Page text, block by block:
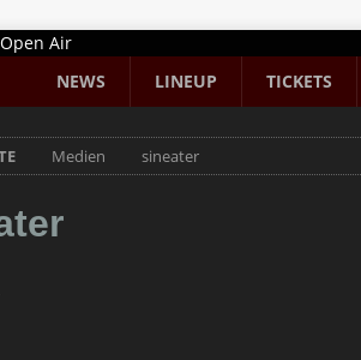
NEWS LINEUP TICKETS
Medien sineater